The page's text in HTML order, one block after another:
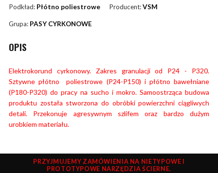
Podkład: Płótno poliestrowe Producent:VSM
Grupa: PASY CYRKONOWE
OPIS
Elektrokorund cyrkonowy. Zakres granulacji od P24 - P320.
Sztywne płótno poliestrowe (P24-P150) i płótno bawełniane
(P180-P320) do pracy na sucho i mokro. Samoostrząca budowa
produktu została stworzona do obróbki powierzchni ciągliwych
detali. Przekonuje agresywnym szlifem oraz bardzo dużym
urobkiem materiału.
PRZYJMUJEMY ZAMÓWIENIA NA NIETYPOWE I
PROTOTYPOWE NARZĘDZIA ŚCIERNE.